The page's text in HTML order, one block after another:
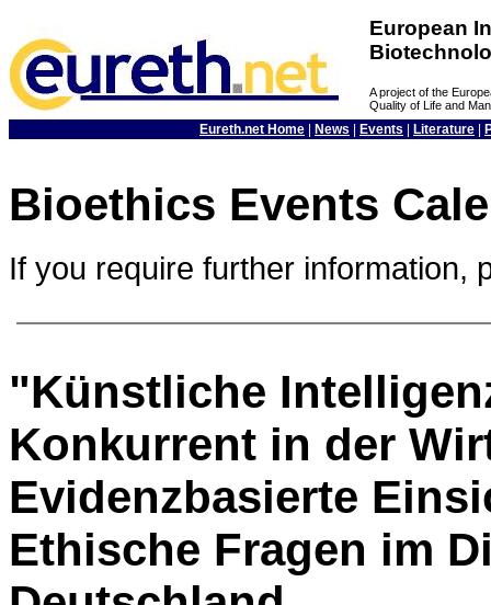
European
A project of the
Quality of Life and
Eureth.net Home News Events Literature
Bioethics Events
If you require further information,
"Künstliche
Konkurrent in der
Evidenzbasierte
Ethische Fragen im